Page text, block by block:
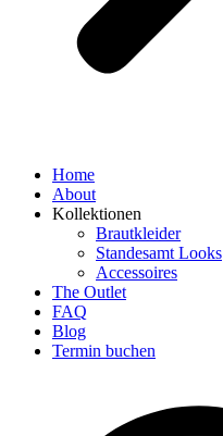
Home
About
Kollektionen
Brautkleider
Standesamt Looks
Accessoires
The Outlet
FAQ
Blog
Termin buchen